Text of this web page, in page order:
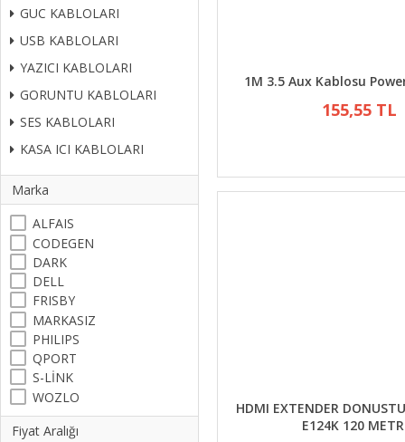
GUC KABLOLARI
USB KABLOLARI
YAZICI KABLOLARI
GORUNTU KABLOLARI
SES KABLOLARI
KASA ICI KABLOLARI
Marka
ALFAIS
CODEGEN
DARK
DELL
FRISBY
MARKASIZ
PHILIPS
QPORT
S-LİNK
WOZLO
Fiyat Aralığı
1M 3.5 Aux Kablosu
155,55 TL
HDMI EXTENDER
E124K 120